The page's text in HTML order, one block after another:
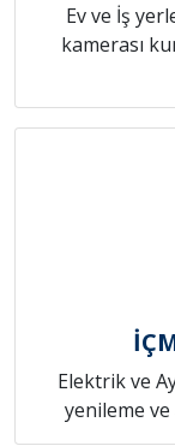
Ev ve İş
kamerası
Elektrik ve
yenileme